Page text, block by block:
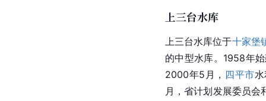
上三台水库
上三台水库位于十家堡
的中型水库。1958年
2000年5月， 四平市
月，省计划发展委员会